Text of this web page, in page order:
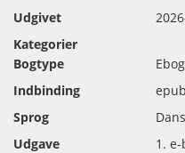
Udgivet
Kategorier
Bogtype
Ebog
Indbinding
epub
Sprog
Udgave
1.